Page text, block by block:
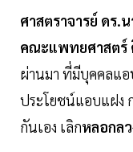
ศาสตราจารย์ ดร
คณะแพทยศาสตร์
ผ่านมา ที่มีบุคคลแ
ประโยชน์แอบแฝง
กันเอง เลิกหลอกลว